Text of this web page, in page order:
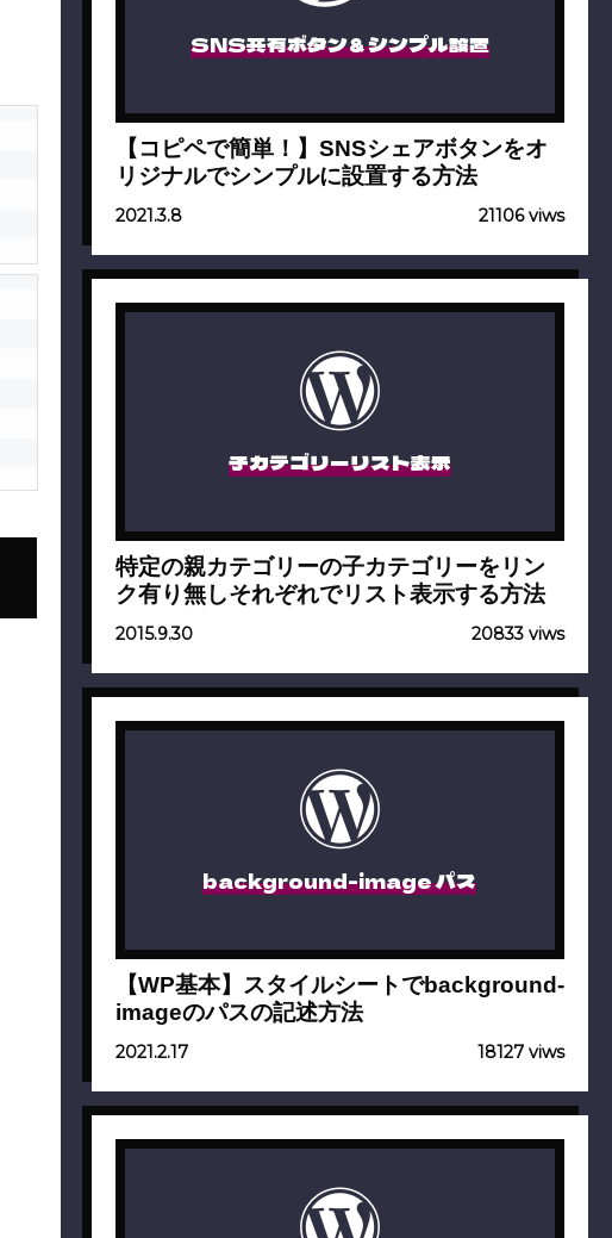
SNS共有ボタン＆シンプル設置
【コピペで簡単！】SNSシェアボタンをオ
リジナルでシンプルに設置する方法
2021.3.8 21106 viws
子カテゴリーリスト表示
特定の親カテゴリーの子カテゴリーをリン
ク有り無しそれぞれでリスト表示する方法
2015.9.30 20833 viws
background-image パス
【WP基本】スタイルシートでbackground-
imageのパスの記述方法
2021.2.17 18127 viws